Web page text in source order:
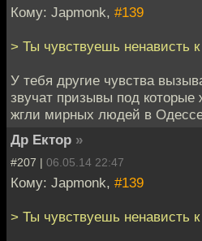
Кому: Japmonk, #139
> Ты чувствуешь ненависть
У тебя другие чувства
звучат призывы под которые
жгли мирных людей в
Др Ектор »
#207 | 06.05.14 22:47
Кому: Japmonk, #139
> Ты чувствуешь ненависть